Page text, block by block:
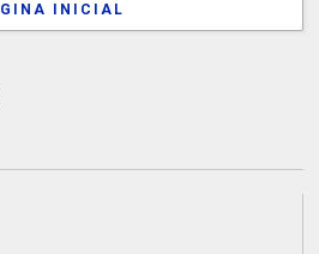
INICIAL